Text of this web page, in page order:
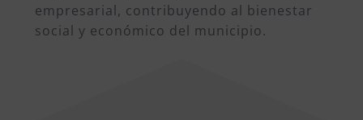
empresarial, contribuyendo al bienestar
social y económico del municipio.